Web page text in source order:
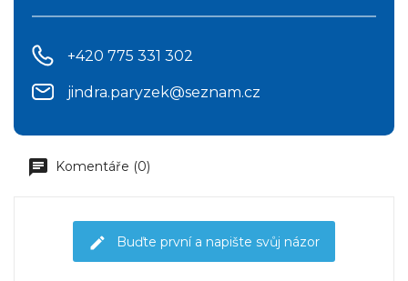
+420 775 331 302
jindra.paryzek@seznam.cz
Komentáře (0)
Buďte první a napište svůj názor